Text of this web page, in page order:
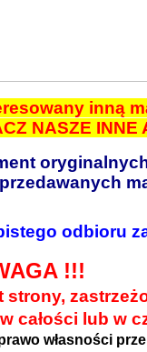
inną
NASZE INNE
odbioru
!!!
całości lub w
własności